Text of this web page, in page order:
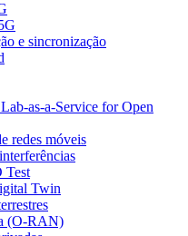
e sincronização
as-a-Service for Open
redes móveis
Twin
(O-RAN)